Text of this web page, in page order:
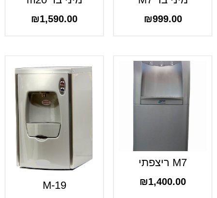
₪999.00
₪1,590.00
M7 ריצפתי
₪1,400.00
M-19